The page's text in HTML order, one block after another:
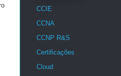
CCIE
CCNA
CCNP R&S
Certificações
Cloud